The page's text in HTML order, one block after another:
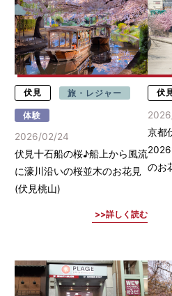
伏見 旅・レジャー
体験
2026/02/24
伏見十石船の桜♪船上から風流
に濠川沿いの桜並木のお花見
(伏見桃山)
詳しく読む
伏
京都
のお